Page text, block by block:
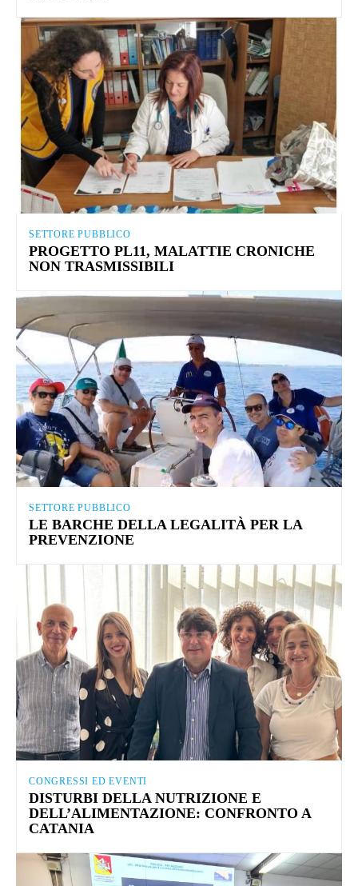
SETTORE PUBBLICO
PROGETTO PL11, MALATTIE CRONICHE
NON TRASMISSIBILI
SETTORE PUBBLICO
LE BARCHE DELLA LEGALITÀ PER LA
PREVENZIONE
CONGRESSI ED EVENTI
DISTURBI DELLA NUTRIZIONE E
DELL’ALIMENTAZIONE: CONFRONTO A
CATANIA